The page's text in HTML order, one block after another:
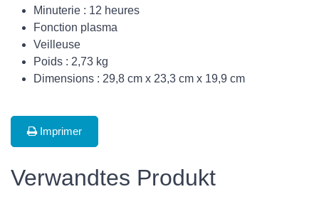
Minuterie : 12 heures
Fonction plasma
Veilleuse
Poids : 2,73 kg
Dimensions : 29,8 cm x 23,3 cm x 19,9 cm
Imprimer
Verwandtes Produkt